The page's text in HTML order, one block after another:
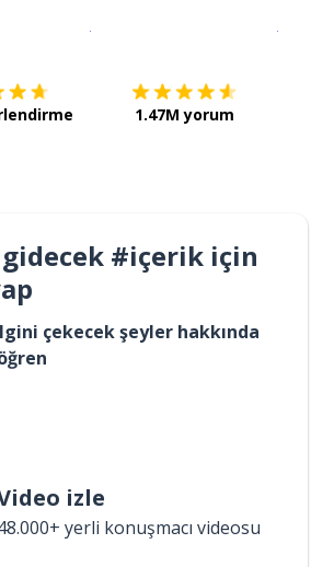
1.47M yorum
#içerik için
çekecek şeyler hakkında
izle
yerli konuşmacı videosu